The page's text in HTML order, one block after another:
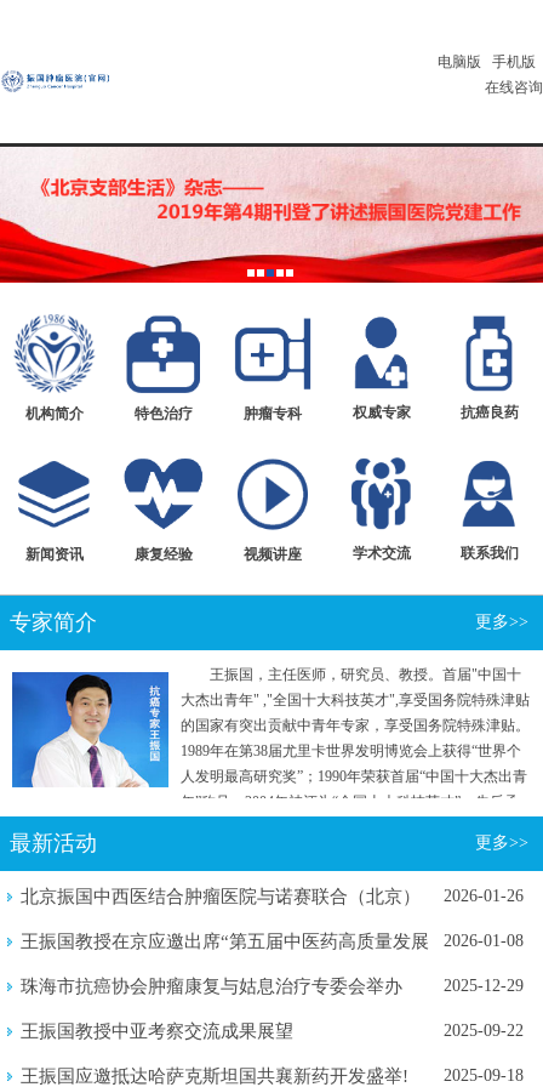
电脑版
手机版
在线咨询
机构简介 特色治疗 肿瘤专科 权威专家 抗癌良药
新闻资讯 康复经验 视频讲座 学术交流 联系我们
专家简介 更多>>
王振国，主任医师，研究员、教授。首届"中国十
大杰出青年" ,"全国十大科技英才",享受国务院特殊津贴
的国家有突出贡献中青年专家，享受国务院特殊津贴。
1989年在第38届尤里卡世界发明博览会上获得“世界个
人发明最高研究奖”；1990年荣获首届“中国十大杰出青
年”称号；2004年被评为“全国十大科技英才”。先后承
项目。曾参加国家行政学院两院院士和专家理论研究
最新活动 更多>>
北京振国中西医结合肿瘤医院与诺赛联合（北京）
2026-01-26
王振国教授在京应邀出席“第五届中医药高质量发展
2026-01-08
珠海市抗癌协会肿瘤康复与姑息治疗专委会举办
2025-12-29
王振国教授中亚考察交流成果展望 2025-09-22
王振国应邀抵达哈萨克斯坦国共襄新药开发盛举! 2025-09-18